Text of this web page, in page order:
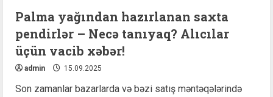
Palma yağından hazırlanan saxta
pendirlər – Necə tanıyaq? Alıcılar
üçün vacib xəbər!
admin 15.09.2025
Son zamanlar bazarlarda və bəzi satış məntəqələrində